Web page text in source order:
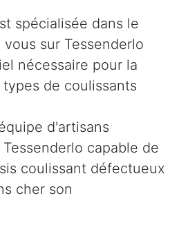
spécialisée dans le
sur Tessenderlo
nécessaire pour la
de coulissants
d'artisans
capable de
coulissant défectueux
cher son